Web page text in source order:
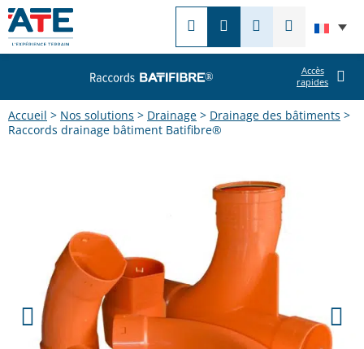
RECHERCHER
CONTACTEZ-
NOUS
APPELEZ-
NOUS
MENU
LE
Accueil > Nos solutions > Drainage > Drainage des bâtiments >
Raccords drainage bâtiment Batifibre®
PRÉCÉDENT
Accès
rapides